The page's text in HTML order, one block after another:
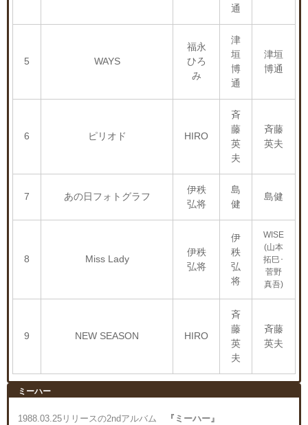
通
5 WAYS
福永
ひろ
み
津
垣
博
通
津垣
博通
6 ピリオド HIRO
斉
藤
英
夫
斉藤
英夫
7 あの日フォトグラフ
伊秩
弘将
島
健
島健
8 Miss Lady
伊秩
弘将
伊
秩
弘
将
WISE
(山本
拓巳･
菅野
真吾)
9 NEW SEASON HIRO
斉
藤
英
夫
斉藤
英夫
ミーハー
1988.03.25リリースの2ndアルバム 『ミーハー』